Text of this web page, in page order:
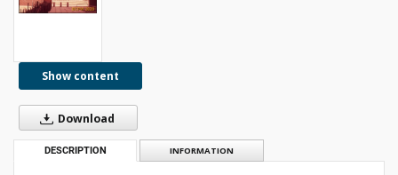
Show content
Download
DESCRIPTION INFORMATION